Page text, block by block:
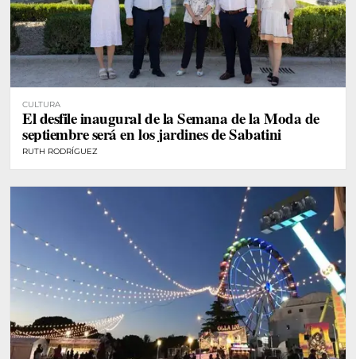
CULTURA
El desfile inaugural de la Semana de la Moda de
septiembre será en los jardines de Sabatini
RUTH RODRÍGUEZ